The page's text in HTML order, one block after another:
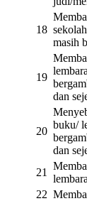
18
masih
19
dan
20
buku/
dan
21
22